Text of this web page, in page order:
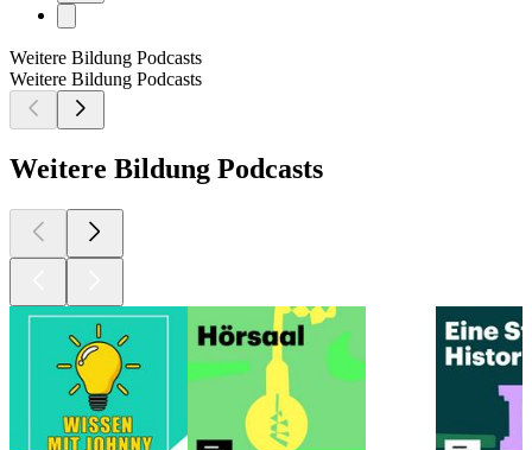
Weitere Bildung Podcasts
Weitere Bildung Podcasts
Weitere Bildung Podcasts